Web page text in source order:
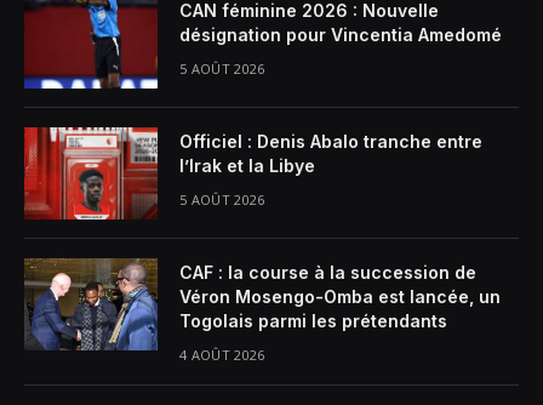
CAN féminine 2026 : Nouvelle
désignation pour Vincentia Amedomé
5 AOÛT 2026
Officiel : Denis Abalo tranche entre
l’Irak et la Libye
5 AOÛT 2026
CAF : la course à la succession de
Véron Mosengo-Omba est lancée, un
Togolais parmi les prétendants
4 AOÛT 2026